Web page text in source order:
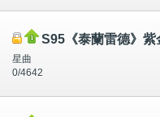
S95《泰蘭雷德》紫
星曲
0/4642